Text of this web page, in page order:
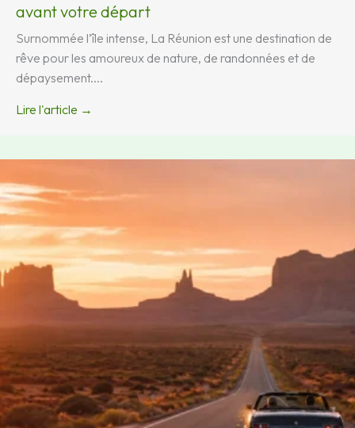
avant votre départ
Surnommée l’île intense, La Réunion est une destination de
rêve pour les amoureux de nature, de randonnées et de
dépaysement....
Lire l'article →